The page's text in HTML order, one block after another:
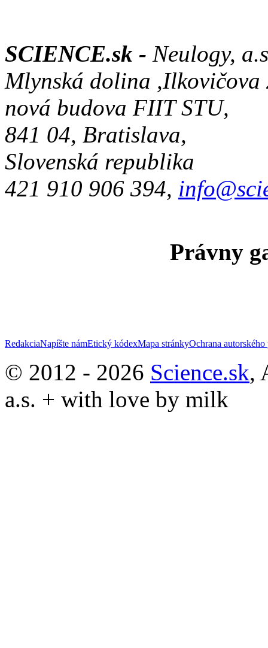
SCIENCE.sk - Neulogy,
Mlynská dolina ,Ilkovičova
nová budova FIIT STU,
841 04, Bratislava,
Slovenská republika
421 910 906 394,
Právny
RedakciaNapíšte námEtický kódexMapa stránkyOchrana autorského
© 2012 - 2026 Science.sk,
a.s. + with love by milk